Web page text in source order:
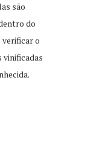
são
do
verificar o
vinificadas